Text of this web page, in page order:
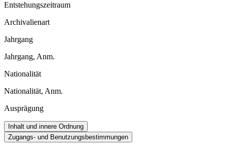
Entstehungszeitraum
Archivalienart
Jahrgang
Jahrgang, Anm.
Nationalität
Nationalität, Anm.
Ausprägung
Inhalt und innere Ordnung
Zugangs- und Benutzungsbestimmungen